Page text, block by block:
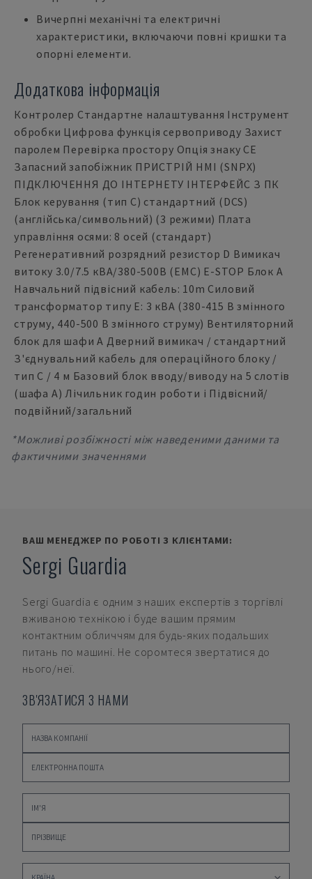
Вичерпні механічні та електричні
характеристики, включаючи повні кришки та
опорні елементи.
Додаткова інформація
Контролер Стандартне налаштування Інструмент
обробки Цифрова функція сервоприводу Захист
паролем Перевірка простору Опція знаку CE
Запасний запобіжник ПРИСТРІЙ HMI (SNPX)
ПІДКЛЮЧЕННЯ ДО ІНТЕРНЕТУ ІНТЕРФЕЙС З ПК
Блок керування (тип C) стандартний (DCS)
(англійська/символьний) (3 режими) Плата
управління осями: 8 осей (стандарт)
Регенеративний розрядний резистор D Вимикач
витоку 3.0/7.5 кВА/380-500В (ЕМС) E-STOP Блок A
Навчальний підвісний кабель: 10m Силовий
трансформатор типу E: 3 кВА (380-415 В змінного
струму, 440-500 В змінного струму) Вентиляторний
блок для шафи A Дверний вимикач / стандартний
З'єднувальний кабель для операційного блоку /
тип C / 4 м Базовий блок вводу/виводу на 5 слотів
(шафа А) Лічильник годин роботи i Підвісний/
подвійний/загальний
*Можливі розбіжності між наведеними даними та
фактичними значеннями
ВАШ МЕНЕДЖЕР ПО РОБОТІ З КЛІЄНТАМИ:
Sergi Guardia
Sergi Guardia є одним з наших експертів з торгівлі
вживаною технікою і буде вашим прямим
контактним обличчям для будь-яких подальших
питань по машині. Не соромтеся звертатися до
нього/неї.
ЗВ'ЯЗАТИСЯ З НАМИ